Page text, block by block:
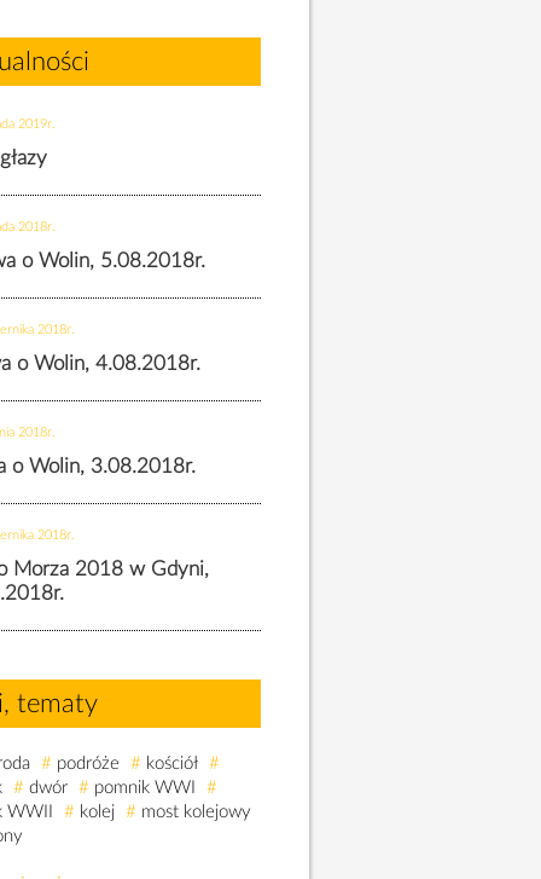
2019r.
2018r.
o Wolin, 5.08.2018r.
2018r.
o Wolin, 4.08.2018r.
2018r.
o Wolin, 3.08.2018r.
2018r.
Morza 2018 w Gdyni,
tematy
# podróże # kościół #
# dwór # pomnik WWI
#
WWII
# kolej # most kolejowy